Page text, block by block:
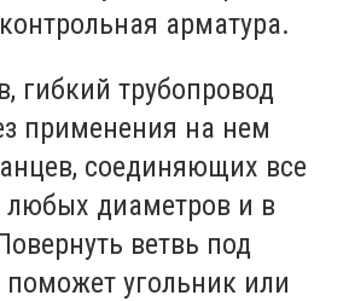
арматура.
гибкий трубопровод
применения на нем
соединяющих все
любых диаметров и в
ветвь под
угольник или